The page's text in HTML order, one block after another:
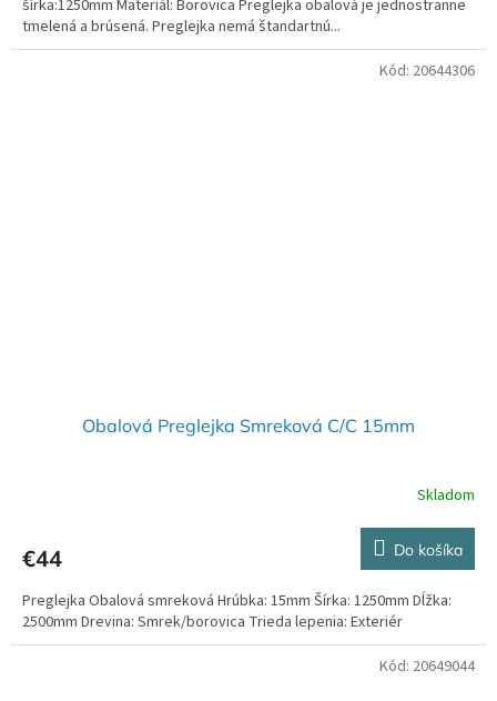
šírka:1250mm Materiál: Borovica Preglejka obalová je jednostranne
tmelená a brúsená. Preglejka nemá štandartnú...
Obalová Preglejka Smreková C/C 15mm
Skladom
€44 Do košíka
Preglejka Obalová smreková Hrúbka: 15mm Šírka: 1250mm Dĺžka:
2500mm Drevina: Smrek/borovica Trieda lepenia: Exteriér
Kód: 20644306
Kód: 20649044